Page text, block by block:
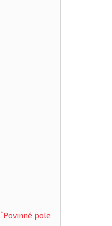
*Povinné pole